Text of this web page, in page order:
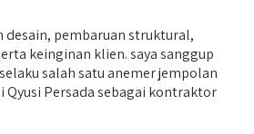
desain, pembaruan struktural,
keinginan klien. saya sanggup
salah satu anemer jempolan
Persada sebagai kontraktor